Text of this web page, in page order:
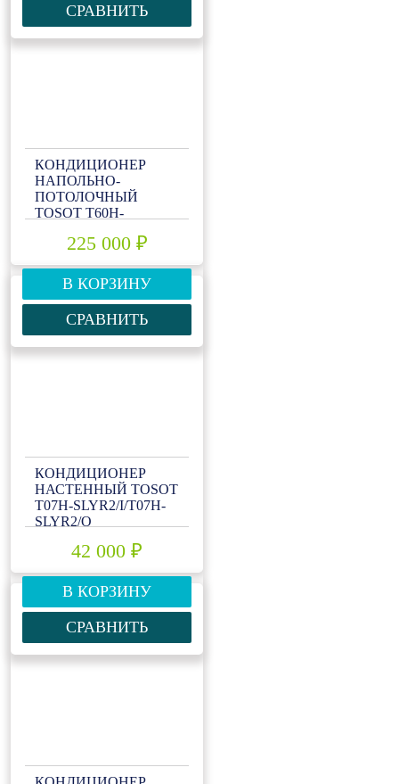
СРАВНИТЬ
КОНДИЦИОНЕР
НАПОЛЬНО-
ПОТОЛОЧНЫЙ
TOSOT T60H-
225 000 ₽
В КОРЗИНУ
СРАВНИТЬ
КОНДИЦИОНЕР
НАСТЕННЫЙ TOSOT
T07H-SLYR2/I/T07H-
SLYR2/O
42 000 ₽
В КОРЗИНУ
СРАВНИТЬ